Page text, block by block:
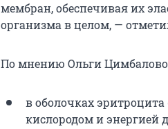
мембран, обеспечивая их
организма в целом, —
По мнению Ольги
в оболочках
кислородом и энергией